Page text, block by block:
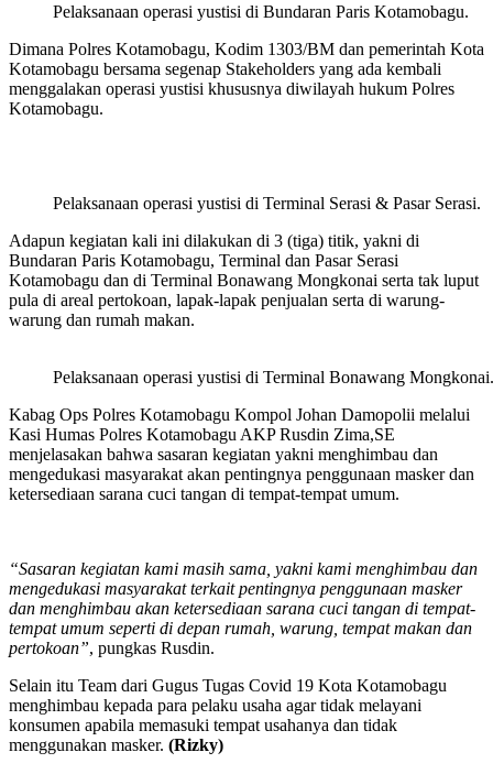
Pelaksanaan operasi yustisi di Bundaran Paris Kotamobagu.
Dimana Polres Kotamobagu, Kodim 1303/BM dan pemerintah Kota
Kotamobagu bersama segenap Stakeholders yang ada kembali
menggalakan operasi yustisi khususnya diwilayah hukum Polres
Kotamobagu.
Pelaksanaan operasi yustisi di Terminal Serasi & Pasar Serasi.
Adapun kegiatan kali ini dilakukan di 3 (tiga) titik, yakni di
Bundaran Paris Kotamobagu, Terminal dan Pasar Serasi
Kotamobagu dan di Terminal Bonawang Mongkonai serta tak luput
pula di areal pertokoan, lapak-lapak penjualan serta di warung-
warung dan rumah makan.
Pelaksanaan operasi yustisi di Terminal Bonawang Mongkonai.
Kabag Ops Polres Kotamobagu Kompol Johan Damopolii melalui
Kasi Humas Polres Kotamobagu AKP Rusdin Zima,SE
menjelasakan bahwa sasaran kegiatan yakni menghimbau dan
mengedukasi masyarakat akan pentingnya penggunaan masker dan
ketersediaan sarana cuci tangan di tempat-tempat umum.
“Sasaran kegiatan kami masih sama, yakni kami menghimbau dan
mengedukasi masyarakat terkait pentingnya penggunaan masker
dan menghimbau akan ketersediaan sarana cuci tangan di tempat-
tempat umum seperti di depan rumah, warung, tempat makan dan
pertokoan”, pungkas Rusdin.
Selain itu Team dari Gugus Tugas Covid 19 Kota Kotamobagu
menghimbau kepada para pelaku usaha agar tidak melayani
konsumen apabila memasuki tempat usahanya dan tidak
menggunakan masker. (Rizky)